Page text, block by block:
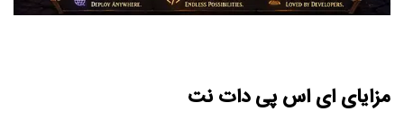
مزایای ای اس پی دات نت